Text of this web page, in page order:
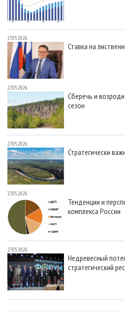
27.05.2026
Ставка на
27.05.2026
Сберечь и
сезон
27.05.2026
Стратегически
27.05.2026
Тенденции и
комплекса России
27.05.2026
Недревесный
стратегический